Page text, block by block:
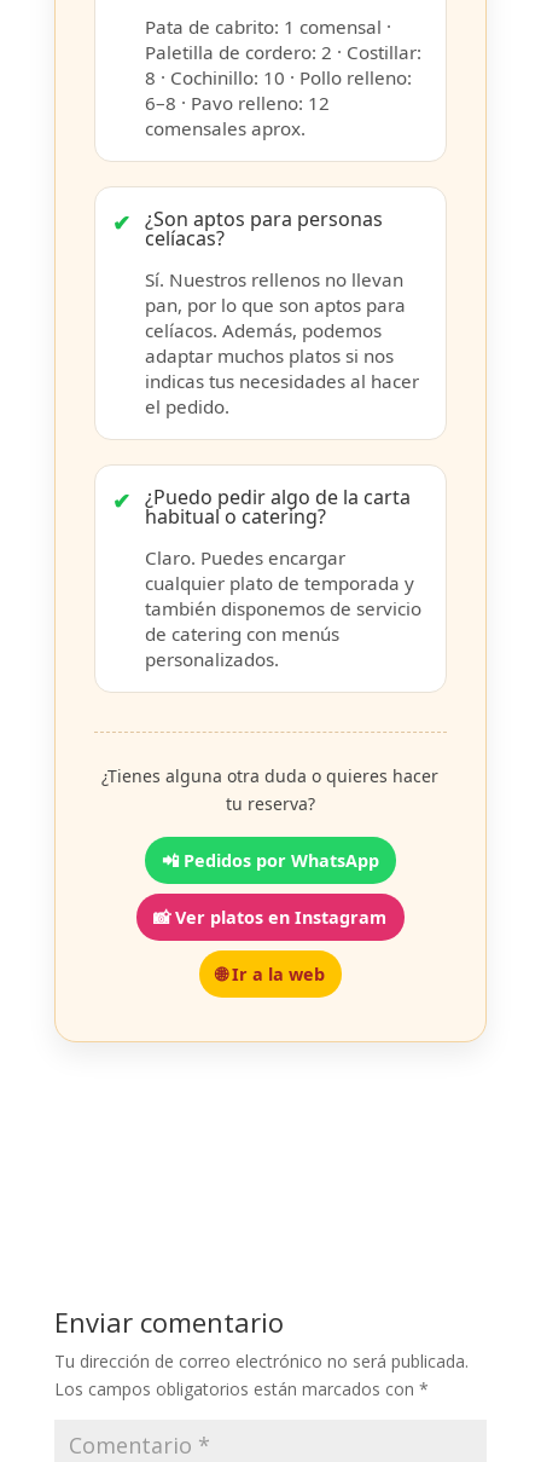
Pata de cabrito: 1 comensal ·
Paletilla de cordero: 2 · Costillar:
8 · Cochinillo: 10 · Pollo relleno:
6–8 · Pavo relleno: 12
comensales aprox.
¿Son aptos para personas
celíacas?
Sí. Nuestros rellenos no llevan
pan, por lo que son aptos para
celíacos. Además, podemos
adaptar muchos platos si nos
indicas tus necesidades al hacer
el pedido.
¿Puedo pedir algo de la carta
habitual o catering?
Claro. Puedes encargar
cualquier plato de temporada y
también disponemos de servicio
de catering con menús
personalizados.
¿Tienes alguna otra duda o quieres hacer
tu reserva?
📲 Pedidos por WhatsApp
📸 Ver platos en Instagram
🌐 Ir a la web
Enviar comentario
Tu dirección de correo electrónico no será publicada.
Los campos obligatorios están marcados con *